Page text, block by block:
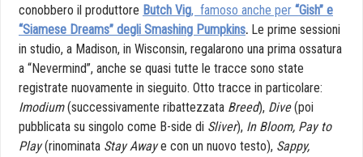
conobbero il produttore Butch Vig, famoso anche per “Gish” e
“Siamese Dreams” degli Smashing Pumpkins. Le prime sessioni
in studio, a Madison, in Wisconsin, regalarono una prima ossatura
a “Nevermind”, anche se quasi tutte le tracce sono state
registrate nuovamente in sieguito. Otto tracce in particolare:
Imodium(successivamente ribattezzata Breed), Dive(poi
pubblicata su singolo come B-side di Sliver), In Bloom, Pay to
Play(rinominata Stay Awaye con un nuovo testo), Sappy,